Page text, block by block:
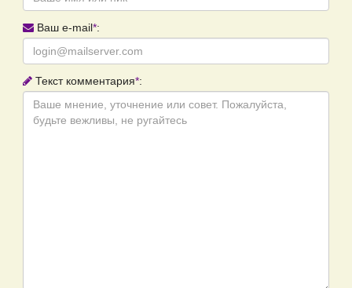
Ваш e-mail*:
Текст комментария*: